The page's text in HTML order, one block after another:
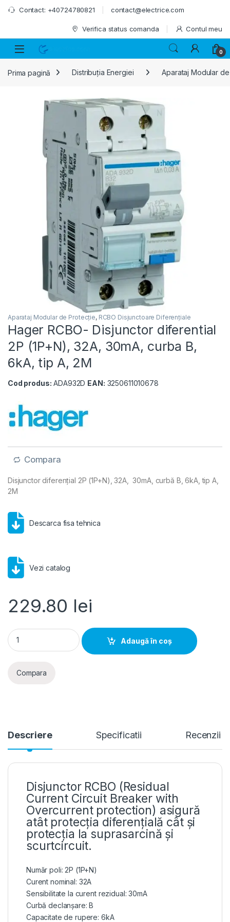
Skip to navigation
Skip to content
Contact: +40724780821 contact@electrice.com
Verifica status comanda Contul meu
0
Prima pagină Distribuția Energiei Aparataj Modular
Aparataj Modular de Protecție, RCBO Disjunctoare Diferențiale
Hager RCBO- Disjunctor diferential
2P (1P+N), 32A, 30mA, curba B,
6kA, tip A, 2M
Cod produs: ADA932D EAN: 3250611010678
Compara
Disjunctor diferențial 2P (1P+N), 32A, 30mA, curbă B, 6kA, tip A,
2M
Descarca fisa tehnica
Vezi catalog
229.80 lei
Hager RCBO- Disjunctor diferential 2P (1P+N), 32A, 30mA,
Adaugă în coș
Compara
Descriere Specificatii Recenzii
Disjunctor RCBO (Residual
Current Circuit Breaker with
Overcurrent protection) asigură
atât protecția diferențială cât și
protecția la suprasarcină și
scurtcircuit.
Număr poli: 2P (1P+N)
Curent nominal: 32A
Sensibilitate la curent rezidual: 30mA
Curbă declanșare: B
Capacitate de rupere: 6kA